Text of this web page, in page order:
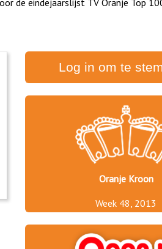
Log in om te
Oranje Kroon
Week 48, 2013